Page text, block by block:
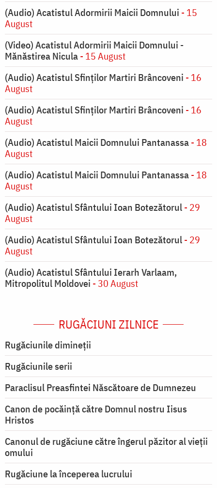
(Audio) Acatistul Adormirii Maicii Domnului - 15
August
(Video) Acatistul Adormirii Maicii Domnului -
Mănăstirea Nicula- 15 August
(Audio) Acatistul Sfinților Martiri Brâncoveni - 16
August
(Audio) Acatistul Sfinților Martiri Brâncoveni - 16
August
(Audio) Acatistul Maicii Domnului Pantanassa- 18
August
(Audio) Acatistul Maicii Domnului Pantanassa- 18
August
(Audio) Acatistul Sfântului Ioan Botezătorul- 29
August
(Audio) Acatistul Sfântului Ioan Botezătorul- 29
August
(Audio) Acatistul Sfântului Ierarh Varlaam,
Mitropolitul Moldovei - 30 August
RUGĂCIUNI ZILNICE
Rugăciunile dimineții
Rugăciunile serii
Paraclisul Preasfintei Născătoare de Dumnezeu
Canon de pocăință către Domnul nostru Iisus
Hristos
Canonul de rugăciune către îngerul păzitor al vieții
omului
Rugăciune la începerea lucrului